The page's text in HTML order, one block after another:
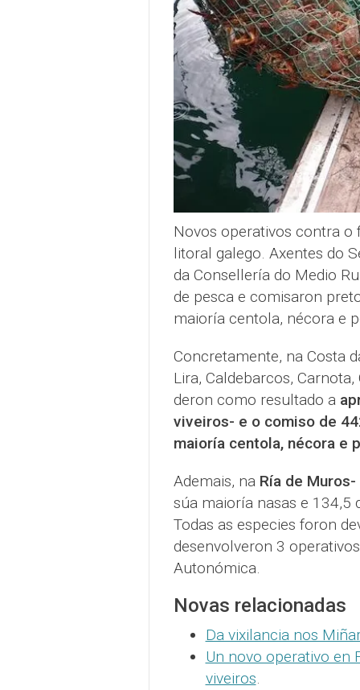
Novos operativos contra o
litoral galego. Axentes do
da Consellería do Medio
de pesca e comisaron
maioría centola, nécora e
Concretamente, na Costa
Lira, Caldebarcos,
deron como resultado a
viveiros- e o comiso de
maioría centola, nécora e
Ademais, na Ría de Muros-
súa maioría nasas e 134,5
Todas as especies foron
desenvolveron 3
Autonómica.
Novas relacionadas
Da vixilancia nos
Un novo operativo en
viveiros.